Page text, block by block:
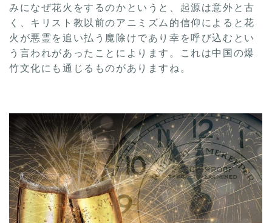
みになぜ花火をするのかというと、起源は意外と古
く、キリスト教以前のアニミズム的信仰によると花
火が悪霊を追い払う魔除けであり幸を呼び込むとい
う言われがあったことによります。これは中国の爆
竹文化にも通じるものがありますね。